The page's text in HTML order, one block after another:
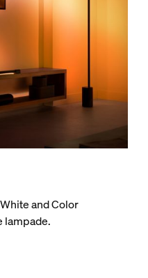
and Color
lampade.